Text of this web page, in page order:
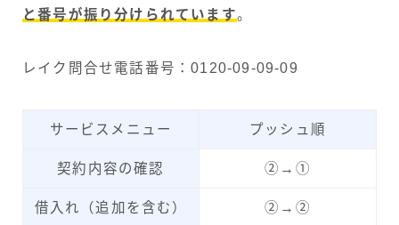
と番号が振り分けられています。
レイク問合せ電話番号：0120-09-09-09
サービスメニュー プッシュ順
契約内容の確認 ②→①
借入れ（追加を含む） ②→②